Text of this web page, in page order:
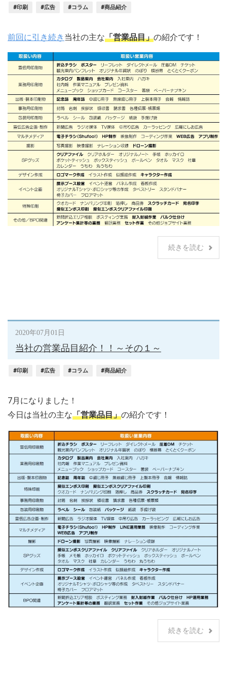
#印刷 #広告 #コラム #商品紹介
前回に引き続き 当社の主な「営業品目」の紹介です！
続きを読む
2020年07月01日
当社の営業品目紹介！！～その１～
#印刷 #広告 #コラム #商品紹介
7月になりました！
今日は当社の主な「営業品目」の紹介です！
続きを読む